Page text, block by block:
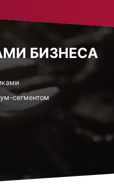
БИЗНЕСА
сегментом